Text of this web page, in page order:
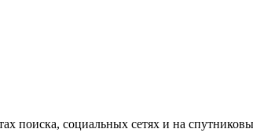
поиска, социальных сетях и на